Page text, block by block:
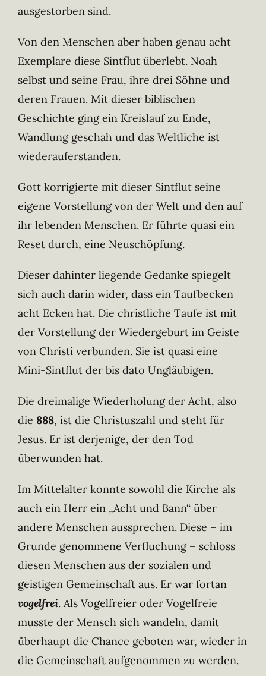
ausgestorben sind.
Von den Menschen aber haben genau acht
Exemplare diese Sintflut überlebt. Noah
selbst und seine Frau, ihre drei Söhne und
deren Frauen. Mit dieser biblischen
Geschichte ging ein Kreislauf zu Ende,
Wandlung geschah und das Weltliche ist
wiederauferstanden.
Gott korrigierte mit dieser Sintflut seine
eigene Vorstellung von der Welt und den auf
ihr lebenden Menschen. Er führte quasi ein
Reset durch, eine Neuschöpfung.
Dieser dahinter liegende Gedanke spiegelt
sich auch darin wider, dass ein Taufbecken
acht Ecken hat. Die christliche Taufe ist mit
der Vorstellung der Wiedergeburt im Geiste
von Christi verbunden. Sie ist quasi eine
Mini-Sintflut der bis dato Ungläubigen.
Die dreimalige Wiederholung der Acht, also
die 888, ist die Christuszahl und steht für
Jesus. Er ist derjenige, der den Tod
überwunden hat.
Im Mittelalter konnte sowohl die Kirche als
auch ein Herr ein „Acht und Bann“ über
andere Menschen aussprechen. Diese – im
Grunde genommene Verfluchung – schloss
diesen Menschen aus der sozialen und
geistigen Gemeinschaft aus. Er war fortan
vogelfrei. Als Vogelfreier oder Vogelfreie
musste der Mensch sich wandeln, damit
überhaupt die Chance geboten war, wieder in
die Gemeinschaft aufgenommen zu werden.